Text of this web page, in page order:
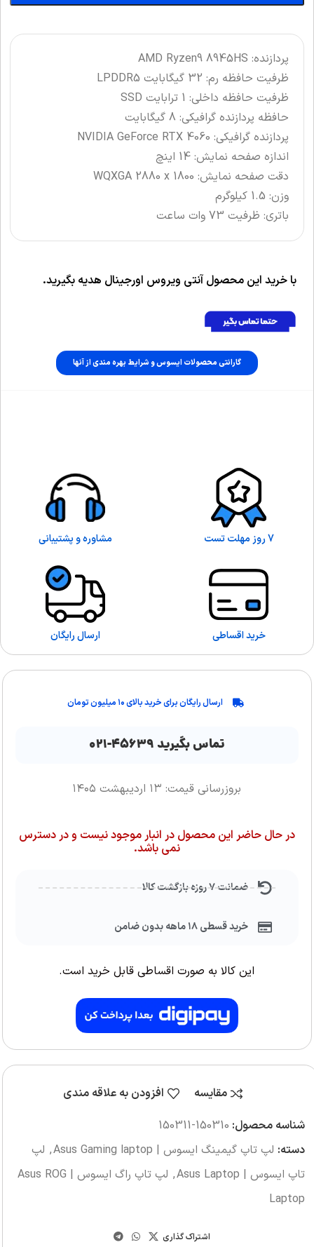
پردازنده: AMD Ryzen9 8945HS
ظرفیت حافظه رم: 32 گیگابایت LPDDR5
ظرفیت حافظه داخلی: 1 ترابایت SSD
حافظه پردازنده گرافیکی: 8 گیگابایت
پردازنده گرافیکی: NVIDIA GeForce RTX 4060
اندازه صفحه نمایش: 14 اینچ
دقت صفحه نمایش: WQXGA 2880 x 1800
وزن: 1.5 کیلوگرم
باتری: ظرفیت 73 وات ساعت
با خرید این محصول آنتی ویروس اورجینال هدیه بگیرید.
گارانتی محصولات ایسوس و شرایط بهره مندی از آنها
7 روز مهلت تست مشاوره و پشتیبانی
خرید اقساطی ارسال رایگان
ارسال رایگان برای خرید بالای ۱۰ میلیون تومان
تماس بگیرید ۴۵۶۳۹-۰۲۱
بروزرسانی قیمت: ۱۳ اردیبهشت ۱۴۰۵
در حال حاضر این محصول در انبار موجود نیست و در دسترس
نمی باشد.
ضمانت ۷ روزه بازگشت کالا
خرید قسطی ۱۸ ماهه بدون ضامن
این کالا به صورت اقساطی قابل خرید است.
مقایسه
افزودن به علاقه مندی
شناسه محصول: 150310-150311
دسته: لپ تاپ گیمینگ ایسوس | Asus Gaming laptop , لپ
تاپ ایسوس | Asus Laptop
,
لپ تاپ راگ ایسوس | Asus ROG
Laptop
اشتراک گذاری